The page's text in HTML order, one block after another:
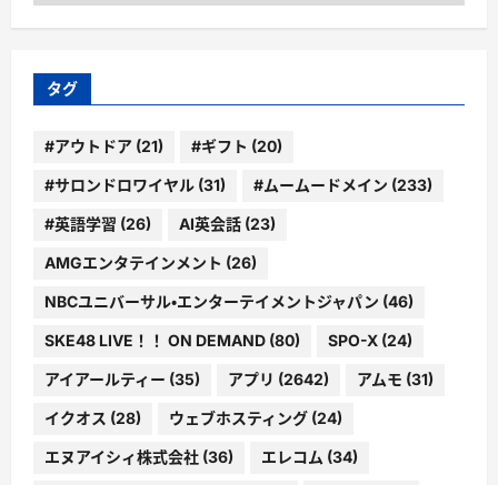
ゴ
ー
タグ
#アウトドア (21) #ギフト (20)
#サロンドロワイヤル (31) #ムームードメイン (233)
#英語学習 (26) AI英会話 (23)
AMGエンタテインメント (26)
NBCユニバーサル・エンターテイメントジャパン (46)
SKE48 LIVE！！ ON DEMAND (80) SPO-X (24)
アイアールティー (35) アプリ (2642) アムモ (31)
イクオス (28) ウェブホスティング (24)
エヌアイシィ株式会社 (36) エレコム (34)